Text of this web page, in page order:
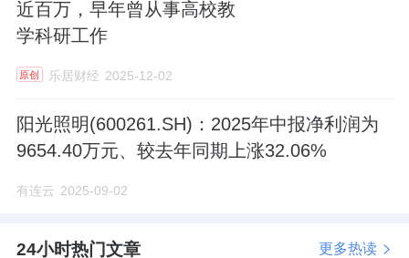
近百万，早年曾从事高校教
学科研工作
原创 乐居财经 2025-12-02
阳光照明(600261.SH)：2025年中报净利润为
9654.40万元、较去年同期上涨32.06%
有连云 2025-09-02
24小时热门文章 更多热读